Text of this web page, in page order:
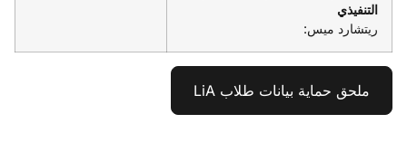
التنفيذي
ريتشارد ميس:
ملحق حماية بيانات طلاب LiA